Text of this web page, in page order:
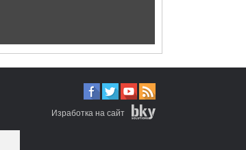
Изработка на сайт